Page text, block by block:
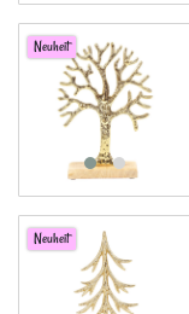
Neuheit
Neuheit